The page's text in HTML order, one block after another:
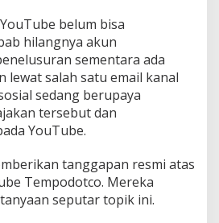
belum bisa
hilangnya akun
sementara ada
lewat salah satu email kanal
sedang berupaya
tersebut dan
YouTube.
tanggapan resmi atas
Tempodotco. Mereka
seputar topik ini.